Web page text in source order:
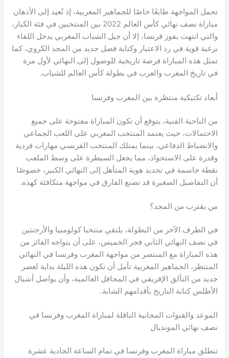
تحمل المواجهة طابعًا خاصًا للجماهير المغربية، إذ تُعيد إلى الأذهان
مباراة نصف نهائي كأس العالم 2022 بين المنتخبين في فئة الكبار،
والتي انتهت بفوز فرنسا، إلا أن جيل الشباب المغربي يدخل اللقاء
برغبة قوية في رد الاعتبار وكتابة فصل جديد من المجد الكروي، كما
تمثل هذه المباراة فرصة تاريخية للوصول إلى النهائي لأول مرة
في تاريخ المغرب والعرب في بطولة كأس العالم للشباب.
أبعاد تكتيكية منتظرة بين المغرب وفرنسا
من الناحية الفنية، يتوقع أن تكون المباراة مفتوحة على جميع
الاحتمالات، حيث يعتمد المنتخب المغربي على اللعب الجماعي
والانضباط الدفاعي، بينما يمتلك المنتخب الفرنسي مهارات فردية
وقدرة على الاستحواذ، مما يجعل السيطرة على وسط الملعب
نقطة حاسمة في تحديد هوية المتأهل إلى النهائي الكبير، خصوصًا
أن التفاصيل الصغيرة قد تصنع الفارق في مواجهة متكافئة كهذه.
من يقترب من المجد؟
في الطرف الآخر من البطولة، يلتقي منتخبا كولومبيا والأرجنتين
في نصف النهائي الثاني فجر الخميس، على أن يتواجه الفائز من
هذه المباراة مع المنتصر من مواجهة المغرب وفرنسا في النهائي
المنتظر، الجماهير المغربية تأمل أن تكون هذه الليلة بداية لعصر
جديد من التألق الإفريقي في المحافل العالمية، وأن يواصل أشبال
الأطلس كتابة التاريخ بأقدامهم الشابة.
الموعد والقنوات المجانية الناقلة لمباراة المغرب وفرنسا في
نصف نهائي المونديال
تنطلق مباراة المغرب وفرنسا في تمام الساعة الحادية عشرة